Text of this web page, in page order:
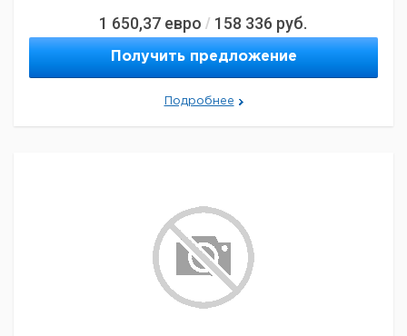
1 650,37 евро / 158 336 руб.
Получить предложение
Подробнее